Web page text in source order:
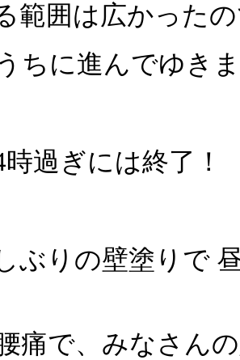
範囲は広かった
ちに進んでゆき
過ぎには終了！
ぶりの壁塗りで
痛で、みなさん